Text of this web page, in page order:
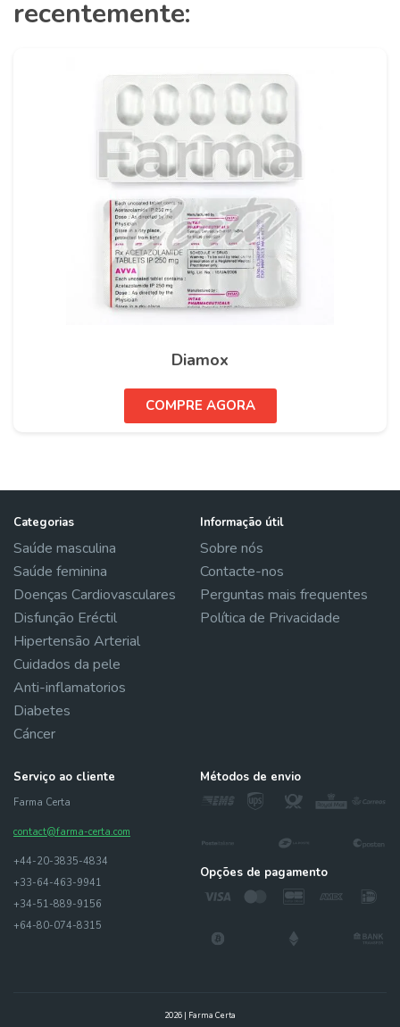
recentemente:
Diamox
COMPRE AGORA
Categorias
Saúde masculina
Saúde feminina
Doenças Cardiovasculares
Disfunção Eréctil
Hipertensão Arterial
Cuidados da pele
Anti-inflamatorios
Diabetes
Cáncer
Informação útil
Sobre nós
Contacte-nos
Perguntas mais frequentes
Política de Privacidade
Serviço ao cliente
Farma Certa
contact@farma-certa.com
+44-20-3835-4834
+33-64-463-9941
+34-51-889-9156
+64-80-074-8315
Métodos de envio
Opções de pagamento
2026 | Farma Certa